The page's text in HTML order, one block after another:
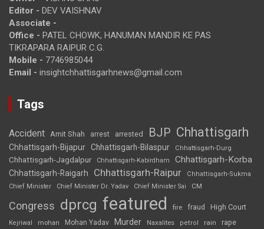
Editor - DEV VAISHNAV
Associate -
Office - PATEL CHOWK, HANUMAN MANDIR KE PAS
TIKRAPARA RAIPUR C.G.
Mobile - 7746985044
Email - insightchhattisgarhnews@gmail.com
Tags
Accident Amit Shah arrest arrested BJP Chhattisgarh
Chhattisgarh-Bijapur Chhattisgarh-Bilaspur Chhattisgarh-Durg
Chhattisgarh-Jagdalpur Chhattisgarh-Kabirdham Chhattisgarh-Korba
Chhattisgarh-Raigarh Chhattisgarh-Raipur
Chhattisgarh-Sukma
Chief Minister
Chief Minister Dr. Yadav Chief Minister Sai CM
Congress dprcg featured fire fraud High Court
Kejriwal mohan Mohan Yadav Murder Naxalites petrol rain rape